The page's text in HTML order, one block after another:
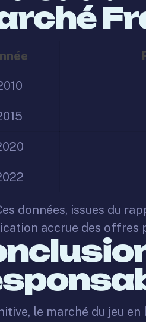
données, issues du
accrue des offres
le marché du jeu